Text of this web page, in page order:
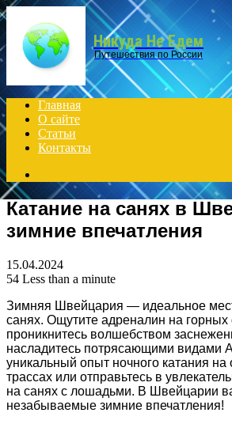
Menu
Никуда Не Едем
Путешествия по России
Главная
О сайте
Статьи
Контакты
Катание на санях в
зимние впечатления
15.04.2024
54 Less than a minute
Зимняя Швейцария — идеальное
санях. Ощутите адреналин на горных
проникнитесь волшебством
насладитесь потрясающими видами
уникальный опыт ночного катания
трассах или отправьтесь в
на санях с лошадьми. В Швейцарии
незабываемые зимние впечатления!